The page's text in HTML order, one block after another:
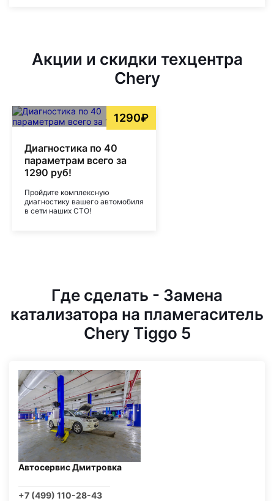
Акции и скидки техцентра
Chery
1290₽
Диагностика по 40
параметрам всего за
1290 руб!
Пройдите комплексную
диагностику вашего автомобиля
в сети наших СТО!
Где сделать - Замена
катализатора на пламегаситель
Chery Tiggo 5
Автосервис Дмитровка
+7 (499) 110-28-43